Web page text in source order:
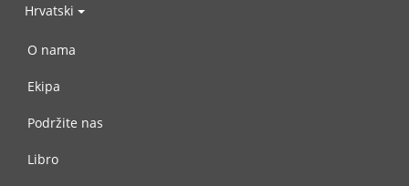
Hrvatski
O nama
Ekipa
Podržite nas
Libro